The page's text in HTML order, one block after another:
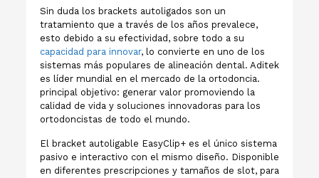
Sin duda los brackets autoligados son un
tratamiento que a través de los años prevalece,
esto debido a su efectividad, sobre todo a su
capacidad para innovar, lo convierte en uno de los
sistemas más populares de alineación dental. Aditek
es líder mundial en el mercado de la ortodoncia.
principal objetivo: generar valor promoviendo la
calidad de vida y soluciones innovadoras para los
ortodoncistas de todo el mundo.
El bracket autoligable EasyClip+ es el único sistema
pasivo e interactivo con el mismo diseño. Disponible
en diferentes prescripciones y tamaños de slot, para